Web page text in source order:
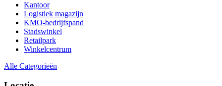
Kantoor
Logistiek magazijn
KMO-bedrijfspand
Stadswinkel
Retailpark
Winkelcentrum
Alle Categorieën